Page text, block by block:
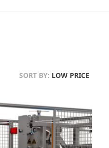
SORT BY: LOW PRICE